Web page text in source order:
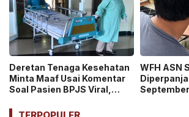
Deretan Tenaga Kesehatan
Minta Maaf Usai Komentar
Soal Pasien BPJS Viral,
Chaerawan Jadi Sorotan
WFH ASN
TERPOPULER